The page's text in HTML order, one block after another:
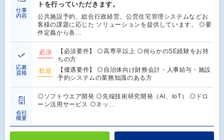
仕事
内容
トを行っていただきます。
公共施設予約、総合行政経営、公営住宅管理システムなどお
客様の課題に応じた ソリューションを提供しています。 ◎要
件定義から各…
応募
資格
必須
【必須要件】 ◎高専卒以上 ◎何らかのSE経験をお持
ちの方
歓迎
【優遇要件】 ◎自治体向け財務会計・人事給与・施設
予約システムの業務知識のある方
会社
概要
◎ソフトウエア開発 ◎先端技術研究開発（AI、IoT） ◎ドロ
ーン活用サービス ◎ネッ…